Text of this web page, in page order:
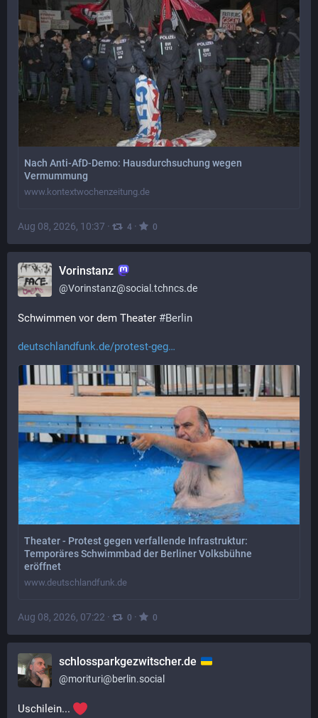
Nach Anti-AfD-Demo: Hausdurchsuchung wegen
Vermummung
www.kontextwochenzeitung.de
Aug 08, 2026, 10:37 · 4 · 0
Vorinstanz
@Vorinstanz@social.tchncs.de
Schwimmen vor dem Theater #Berlin
deutschlandfunk.de/protest-geg
Theater - Protest gegen verfallende Infrastruktur:
Temporäres Schwimmbad der Berliner Volksbühne
eröffnet
www.deutschlandfunk.de
Aug 08, 2026, 07:22 · 0 · 0
schlossparkgezwitscher.de
@morituri@berlin.social
Uschilein...